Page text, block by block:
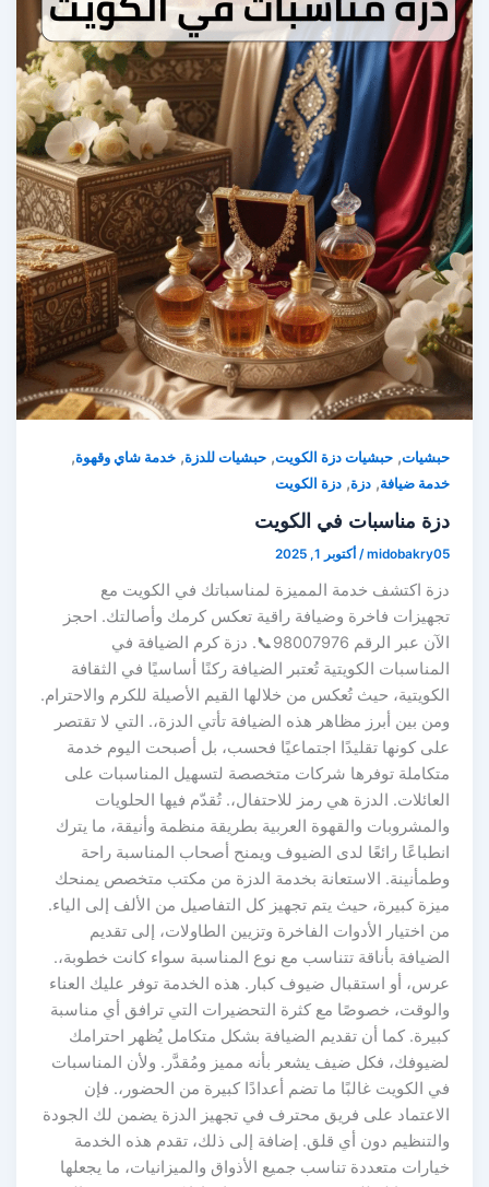
حبشيات, حبشيات دزة الكويت, حبشيات للدزة, خدمة شاي وقهوة,
خدمة ضيافة, دزة, دزة الكويت
دزة مناسبات في الكويت
midobakry05
/أكتوبر 1, 2025
دزة اكتشف خدمة المميزة لمناسباتك في الكويت مع
تجهيزات فاخرة وضيافة راقية تعكس كرمك وأصالتك. احجز
الآن عبر الرقم 98007976📞. دزة كرم الضيافة في
المناسبات الكويتية تُعتبر الضيافة ركنًا أساسيًا في الثقافة
الكويتية، حيث تُعكس من خلالها القيم الأصيلة للكرم والاحترام.
ومن بين أبرز مظاهر هذه الضيافة تأتي الدزة،. التي لا تقتصر
على كونها تقليدًا اجتماعيًا فحسب، بل أصبحت اليوم خدمة
متكاملة توفرها شركات متخصصة لتسهيل المناسبات على
العائلات. الدزة هي رمز للاحتفال،. تُقدّم فيها الحلويات
والمشروبات والقهوة العربية بطريقة منظمة وأنيقة، ما يترك
انطباعًا رائعًا لدى الضيوف ويمنح أصحاب المناسبة راحة
وطمأنينة. الاستعانة بخدمة الدزة من مكتب متخصص يمنحك
ميزة كبيرة، حيث يتم تجهيز كل التفاصيل من الألف إلى الياء.
من اختيار الأدوات الفاخرة وتزيين الطاولات، إلى تقديم
الضيافة بأناقة تتناسب مع نوع المناسبة سواء كانت خطوبة،.
عرس، أو استقبال ضيوف كبار. هذه الخدمة توفر عليك العناء
والوقت، خصوصًا مع كثرة التحضيرات التي ترافق أي مناسبة
كبيرة. كما أن تقديم الضيافة بشكل متكامل يُظهر احترامك
لضيوفك، فكل ضيف يشعر بأنه مميز ومُقدَّر. ولأن المناسبات
في الكويت غالبًا ما تضم أعدادًا كبيرة من الحضور،. فإن
الاعتماد على فريق محترف في تجهيز الدزة يضمن لك الجودة
والتنظيم دون أي قلق. إضافة إلى ذلك، تقدم هذه الخدمة
خيارات متعددة تناسب جميع الأذواق والميزانيات، ما يجعلها